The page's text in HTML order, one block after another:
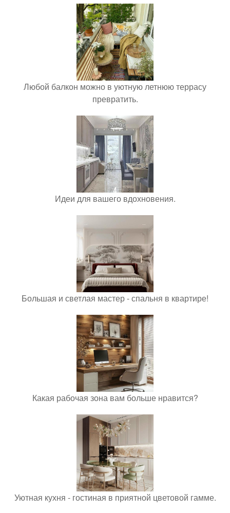
Любой балкон можно в уютную летнюю террасу
превратить.
Идеи для вашего вдохновения.
Большая и светлая мастер - спальня в квартире!
Какая рабочая зона вам больше нравится?
Уютная кухня - гостиная в приятной цветовой гамме.